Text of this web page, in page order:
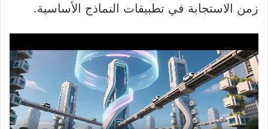
زمن الاستجابة في تطبيقات النماذج الأساسية.